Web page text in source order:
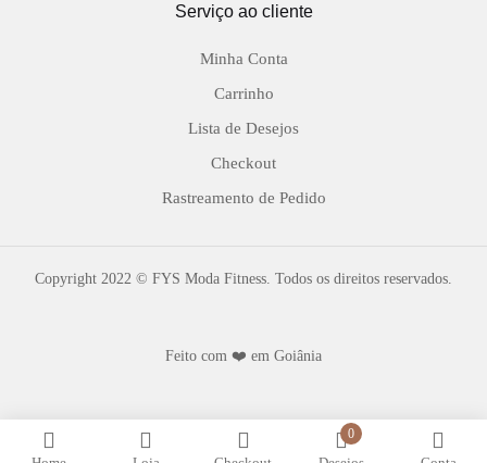
0
Serviço ao cliente
Minha Conta
Carrinho
Lista de Desejos
Checkout
Rastreamento de Pedido
Copyright 2022 © FYS Moda Fitness. Todos os direitos reservados.
Feito com ❤️ em Goiânia